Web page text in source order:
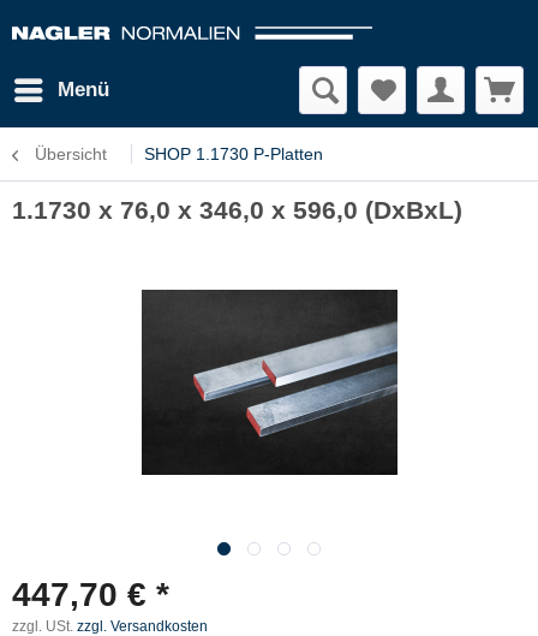
Menü
Übersicht SHOP 1.1730 P-Platten
1.1730 x 76,0 x 346,0 x 596,0 (DxBxL)
447,70 € *
zzgl. USt. zzgl. Versandkosten